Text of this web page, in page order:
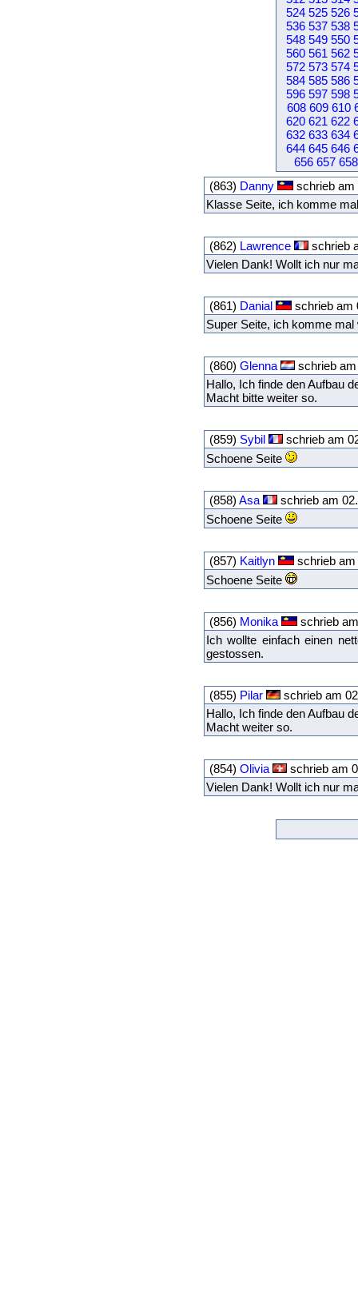
524 525 526
536 537 538
548 549 550
560 561 562
572 573 574
584 585 586
596 597 598
608 609 610
620 621 622
632 633 634
644 645 646
656 657 658
(863) Danny
schrieb
Klasse Seite, ich komme
(862) Lawrence
schrieb
Vielen Dank! Wollt ich nur
(861) Danial
schrieb am
Super Seite, ich komme
(860) Glenna
schrieb
Hallo, Ich finde den Aufbau
Macht bitte weiter so.
(859) Sybil
schrieb am
Schoene Seite
(858) Asa
schrieb am
Schoene Seite
(857) Kaitlyn
schrieb
Schoene Seite
(856) Monika
schrieb
Ich wollte einfach einen
gestossen.
(855) Pilar
schrieb am
Hallo, Ich finde den Aufbau
Macht weiter so.
(854) Olivia
schrieb am
Vielen Dank! Wollt ich nur